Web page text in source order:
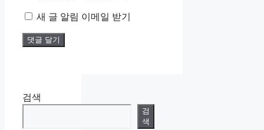
새 글 알림 이메일 받기
검색
검
색